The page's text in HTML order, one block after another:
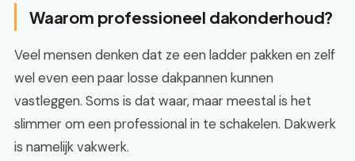
Waarom professioneel dakonderhoud?
Veel mensen denken dat ze een ladder pakken en zelf
wel even een paar losse dakpannen kunnen
vastleggen. Soms is dat waar, maar meestal is het
slimmer om een professional in te schakelen. Dakwerk
is namelijk vakwerk.